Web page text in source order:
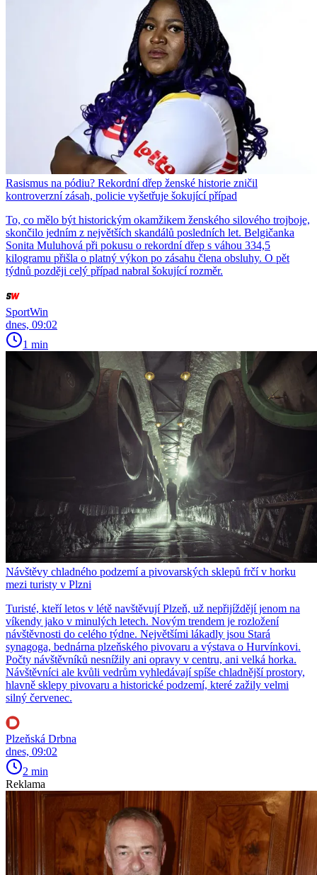
Rasismus na pódiu? Rekordní dřep ženské historie zničil
kontroverzní zásah, policie vyšetřuje šokující případ
To, co mělo být historickým okamžikem ženského silového trojboje,
skončilo jedním z největších skandálů posledních let. Belgičanka
Sonita Muluhová při pokusu o rekordní dřep s váhou 334,5
kilogramu přišla o platný výkon po zásahu člena obsluhy. O pět
týdnů později celý případ nabral šokující rozměr.
SportWin
dnes, 09:02
1 min
Návštěvy chladného podzemí a pivovarských sklepů frčí v horku
mezi turisty v Plzni
Turisté, kteří letos v létě navštěvují Plzeň, už nepřijíždějí jenom na
víkendy jako v minulých letech. Novým trendem je rozložení
návštěvnosti do celého týdne. Největšími lákadly jsou Stará
synagoga, bednárna plzeňského pivovaru a výstava o Hurvínkovi.
Počty návštěvníků nesnížily ani opravy v centru, ani velká horka.
Návštěvníci ale kvůli vedrům vyhledávají spíše chladnější prostory,
hlavně sklepy pivovaru a historické podzemí, které zažily velmi
silný červenec.
Plzeňská Drbna
dnes, 09:02
2 min
Reklama